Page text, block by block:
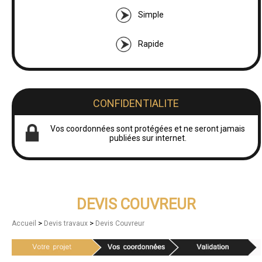
Simple
Rapide
CONFIDENTIALITE
Vos coordonnées sont protégées et ne seront jamais
publiées sur internet.
DEVIS COUVREUR
Accueil > Devis travaux > Devis Couvreur